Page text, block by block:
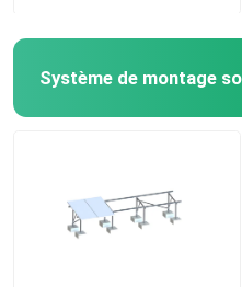
Système de montage